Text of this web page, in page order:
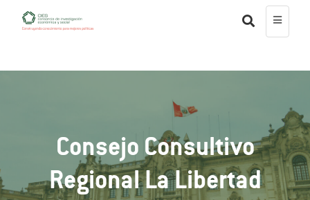
Consejo Consultivo
Regional La Libertad